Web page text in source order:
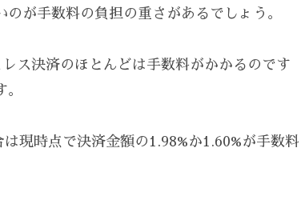
が手数料の負担の重さがあるでしょう。
ス決済のほとんどは手数料がかかるのです
現時点で決済金額の1.98%か1.60%が手数料